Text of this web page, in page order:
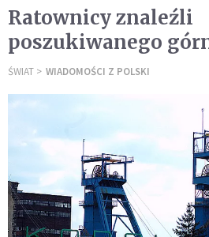
Ratownicy znaleźli
poszukiwanego
ŚWIAT WIADOMOŚCI Z POLSKI